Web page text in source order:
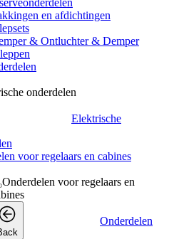
en afdichtingen
& Ontluchter & Demper
onderdelen
Elektrische
voor regelaars en cabines
Onderdelen voor regelaars en
Onderdelen